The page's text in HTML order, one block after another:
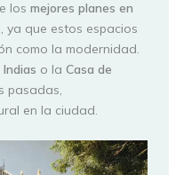
los mejores planes en
ya que estos espacios
como la modernidad.
o la Casa de
pasadas,
en la ciudad.